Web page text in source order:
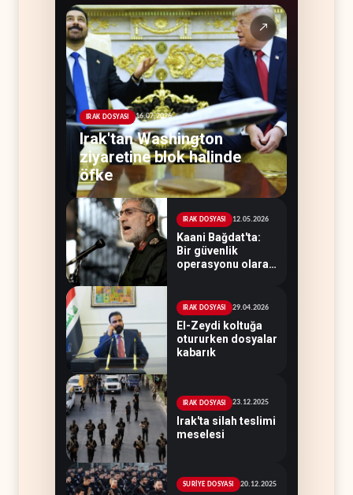
↗
IRAK DOSYASI 16.07.2026
Irak'tan Washington
ziyaretine blok halinde
öfke
IRAK DOSYASI 12.05.2026
Kaani Bağdat'ta:
Bir güvenlik
operasyonu olarak
IRAK DOSYASI 29.04.2026
El-Zeydi koltuğa
otururken dosyalar
kabarık
IRAK DOSYASI 23.12.2025
Irak'ta silah teslimi
meselesi
SURİYE DOSYASI 20.12.2025